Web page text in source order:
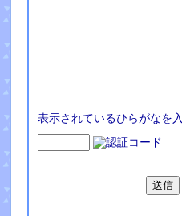
表示されているひらがなを